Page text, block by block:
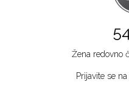
Žena redovno
Prijavite se